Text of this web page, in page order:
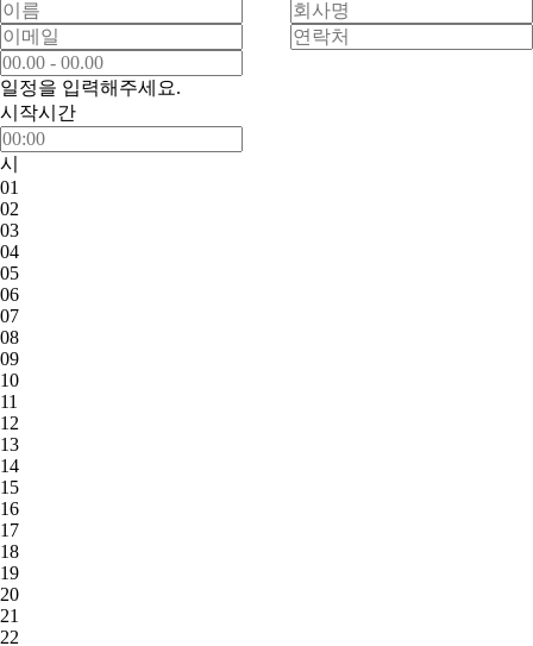
일정을 입력해주세요.
시작시간
시
01
02
03
04
05
06
07
08
09
10
11
12
13
14
15
16
17
18
19
20
21
22